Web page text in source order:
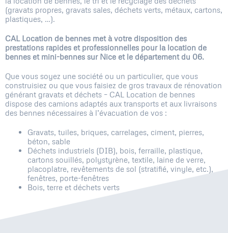
(gravats propres, gravats sales, déchets verts, métaux, cartons,
plastiques, …).
CAL Location de bennes met à votre disposition des
prestations rapides et professionnelles pour la location de
bennes et mini-bennes sur Nice et le département du 06.
Que vous soyez une société ou un particulier, que vous
construisiez ou que vous faisiez de gros travaux de rénovation
générant gravats et déchets – CAL Location de bennes
dispose des camions adaptés aux transports et aux livraisons
des bennes nécessaires à l’évacuation de vos :
Gravats, tuiles, briques, carrelages, ciment, pierres,
béton, sable
Déchets industriels (DIB), bois, ferraille, plastique,
cartons souillés, polystyrène, textile, laine de verre,
placoplatre, revêtements de sol (stratifié, vinyle, etc.),
fenêtres, porte-fenêtres
Bois, terre et déchets verts